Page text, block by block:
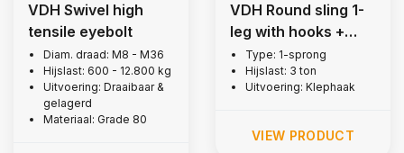
VDH Swivel high
tensile eyebolt
Diam. draad: M8 - M36
Hijslast: 600 - 12.800 kg
Uitvoering: Draaibaar &
gelagerd
Materiaal: Grade 80
VDH Round sling 1-
leg with hooks +
latch, 3 ton
Type: 1-sprong
Hijslast: 3 ton
Uitvoering: Klephaak
VIEW PRODUCT